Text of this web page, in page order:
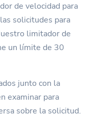
de velocidad para
solicitudes para
limitador de
un límite de 30
junto con la
examinar para
sobre la solicitud.